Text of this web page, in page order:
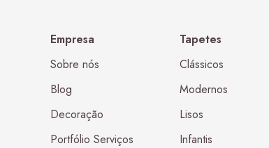
Empresa
Sobre nós
Blog
Decoração
Portfólio Serviços
Tapetes
Clássicos
Modernos
Lisos
Infantis